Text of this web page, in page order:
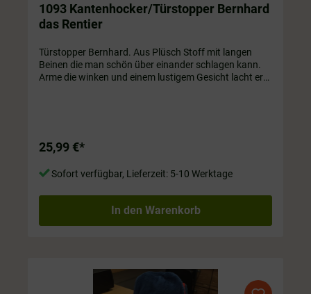
1093 Kantenhocker/Türstopper Bernhard
das Rentier
Türstopper Bernhard. Aus Plüsch Stoff mit langen
Beinen die man schön über einander schlagen kann.
Arme die winken und einem lustigem Gesicht lacht er
25,99 €*
Sofort verfügbar, Lieferzeit: 5-10 Werktage
In den Warenkorb